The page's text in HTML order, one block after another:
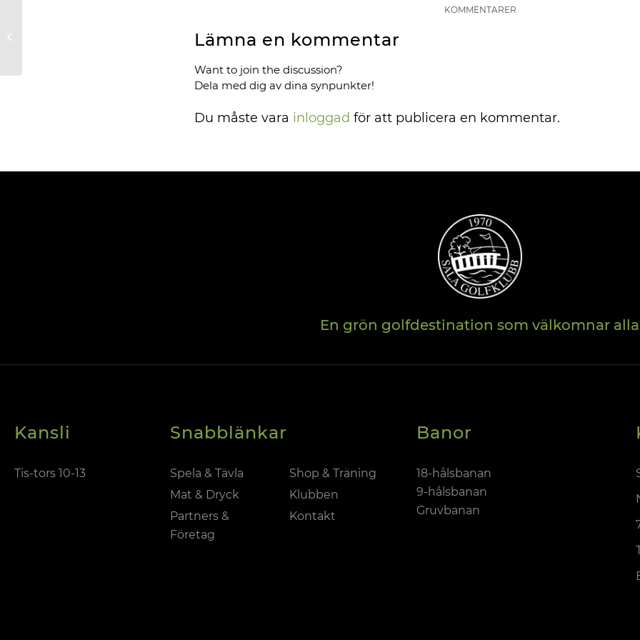
KOMMENTARER
Lämna en kommentar
Want to join the discussion?
Dela med dig av dina synpunkter!
Du måste vara inloggad för att publicera en kommentar.
En grön golfdestination som välkomnar alla
Kansli
Tis-tors 10-13
Snabblänkar
Spela & Tävla
Shop & Träning
Mat & Dryck
Klubben
Partners &
Företag
Kontakt
Banor
18-hålsbanan
9-hålsbanan
Gruvbanan